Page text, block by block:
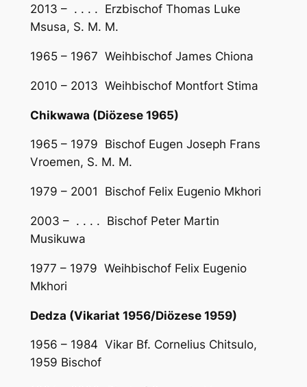
2013 – . . . . Erzbischof Thomas Luke
Msusa, S. M. M.
1965 – 1967 Weihbischof James Chiona
2010 – 2013 Weihbischof Montfort Stima
Chikwawa (Diözese 1965)
1965 – 1979 Bischof Eugen Joseph Frans
Vroemen, S. M. M.
1979 – 2001 Bischof Felix Eugenio Mkhori
2003 – . . . . Bischof Peter Martin
Musikuwa
1977 – 1979 Weihbischof Felix Eugenio
Mkhori
Dedza (Vikariat 1956/Diözese 1959)
1956 – 1984 Vikar Bf. Cornelius Chitsulo,
1959 Bischof